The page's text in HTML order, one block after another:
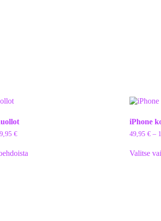
€
iPhone
49,95 € –
Valitse